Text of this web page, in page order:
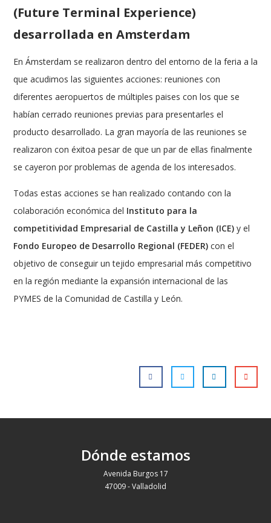
(Future Terminal Experience)
desarrollada en Amsterdam
En Ámsterdam se realizaron dentro del entorno de la feria a la
que acudimos las siguientes acciones: reuniones con
diferentes aeropuertos de múltiples paises con los que se
habían cerrado reuniones previas para presentarles el
producto desarrollado. La gran mayoría de las reuniones se
realizaron con éxitoa pesar de que un par de ellas finalmente
se cayeron por problemas de agenda de los interesados.
Todas estas acciones se han realizado contando con la
colaboración económica del Instituto para la
competitividad Empresarial de Castilla y Leñon (ICE) y el
Fondo Europeo de Desarrollo Regional (FEDER) con el
objetivo de conseguir un tejido empresarial más competitivo
en la región mediante la expansión internacional de las
PYMES de la Comunidad de Castilla y León.
Dónde estamos
Avenida Burgos 17
47009 - Valladolid